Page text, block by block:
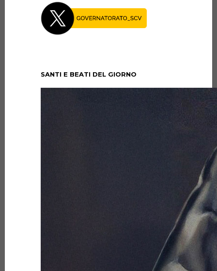
SANTI E BEATI DEL GIORNO